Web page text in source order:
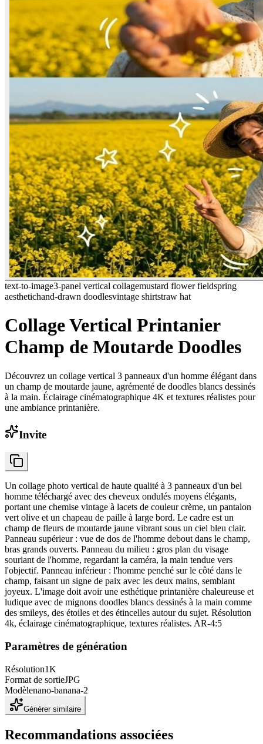
text-to-image3-panel vertical collagemustard flower fieldspring
aesthetichand-drawn doodlesvintage shirtstraw hat
Collage Vertical Printanier
Champ de Moutarde Doodles
Découvrez un collage vertical 3 panneaux d'un homme élégant dans
un champ de moutarde jaune, agrémenté de doodles blancs dessinés
à la main. Éclairage cinématographique 4K et textures réalistes pour
une ambiance printanière.
Invite
Un collage photo vertical de haute qualité à 3 panneaux d'un bel
homme téléchargé avec des cheveux ondulés moyens élégants,
portant une chemise vintage à lacets de couleur crème, un pantalon
vert olive et un chapeau de paille à large bord. Le cadre est un
champ de fleurs de moutarde jaune vibrant sous un ciel bleu clair.
Panneau supérieur : vue de dos de l'homme debout dans le champ,
bras grands ouverts. Panneau du milieu : gros plan du visage
souriant de l'homme, regardant la caméra, la main tendue vers
l'objectif. Panneau inférieur : l'homme penché sur le côté dans le
champ, faisant un signe de paix avec les deux mains, semblant
joyeux. L'image doit avoir une esthétique printanière chaleureuse et
ludique avec de mignons doodles blancs dessinés à la main comme
des smileys, des étoiles et des étincelles autour du sujet. Résolution
4k, éclairage cinématographique, textures réalistes. AR-4:5
Paramètres de génération
Résolution1K
Format de sortieJPG
Modèlenano-banana-2
Générer similaire
Recommandations associées